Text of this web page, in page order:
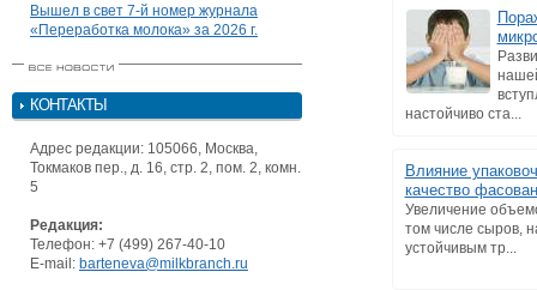
Вышел в свет 7-й номер журнала
«Переработка молока» за 2026 г.
КОНТАКТЫ
Адрес редакции: 105066, Москва,
Токмаков пер., д. 16, стр. 2, пом. 2, комн.
5
Редакция:
Телефон: +7 (499) 267-40-10
E-mail: barteneva@milkbranch.ru
настойчиво ста...
Влияние
качество
Увеличение
том числе сыров,
устойчивым тр...